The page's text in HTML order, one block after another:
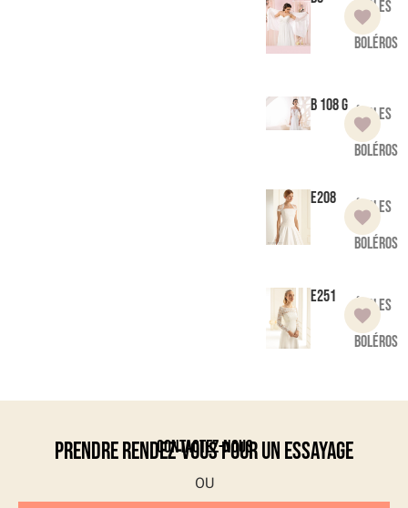
Étoles
et
boléros
B 108 G Étoles
et
boléros
E208
Étoles
et
boléros
E251
Étoles
et
boléros
Contactez-nous
Prendre rendez-vous pour un essayage